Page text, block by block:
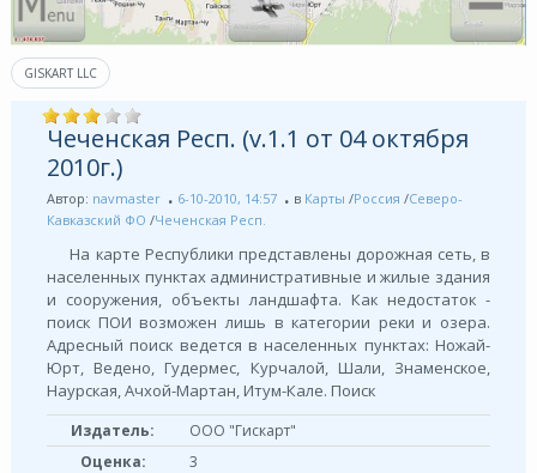
GISKART LLC
Чеченская Респ. (v.1.1 от 04 октября
2010г.)
Автор: navmaster 6-10-2010, 14:57 в Карты /Россия /Северо-
Кавказский ФО /Чеченская Респ.
На карте Республики представлены дорожная сеть, в
населенных пунктах административные и жилые здания
и сооружения, объекты ландшафта. Как недостаток -
поиск ПОИ возможен лишь в категории реки и озера.
Адресный поиск ведется в населенных пунктах: Ножай-
Юрт, Ведено, Гудермес, Курчалой, Шали, Знаменское,
Наурская, Ачхой-Мартан, Итум-Кале. Поиск
Издатель:
ООО "Гискарт"
Оценка:
3